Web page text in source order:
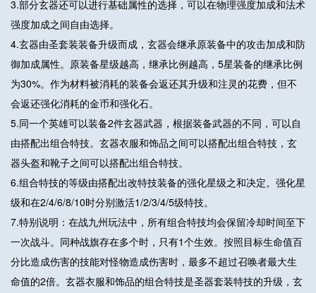
3.部分玄器还可以进行基础属性的选择，可以在物理强度加成和法术
强度加成之间自由选择。
4.玄器由圣套装装备升级而成，玄器会继承原装备中的攻击加成和防
御加成属性。原装备星级越高，继承比例越高，5星装备的继承比例
为30%。作为材料被消耗的装备会返还其升级和注灵的花费，但不
会返还强化消耗的金币和强化石。
5.同一个英雄可以装备2件玄器武器，根据装备武器的不同，可以自
由搭配出组合特技。玄器衣服和饰品之间可以搭配出组合特技，玄
器头盔和靴子之间可以搭配出组合特技。
6.组合特技的等级由搭配出改特技装备的强化星级之和决定。强化星
级和在2/4/6/8/10时分别激活1/2/3/4/5级特技。
7.特别说明：在战九州玩法中，所有组合特技均会保留冷却时间至下
一次战斗。同种战旗存在多个时，只有1个生效。按照目标生命值百
分比造成伤害的技能对怪物造成伤害时，最多不超过召唤者最大生
命值的2倍。玄器衣服和饰品的组合特技是圣器套装特技的升级，玄